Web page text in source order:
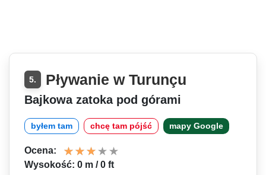
5. Pływanie w Turunçu
Bajkowa zatoka pod górami
byłem tam chcę tam pójść mapy Google
Ocena:
Wysokość: 0 m / 0 ft